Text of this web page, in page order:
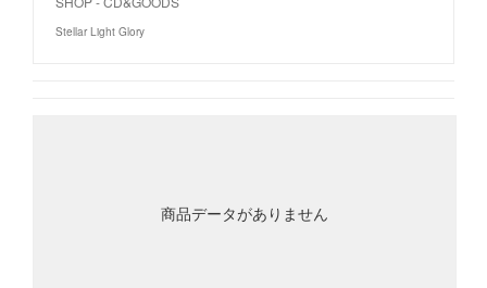
Stellar Light Glory
商品データがありません